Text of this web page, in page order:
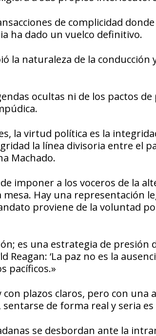
de complicidad
ha dado un vuelco definitivo.
la naturaleza de la conducción
ocultas ni de los pactos
la virtud política es la
la línea divisoria entre el
Machado.
imponer a los voceros de la
mesa. Hay una representación
proviene de la voluntad
es una estrategia de presión
‘La paz no es la
pacíficos.»
plazos claros, pero con una
de forma real y seria
se desbordan ante la